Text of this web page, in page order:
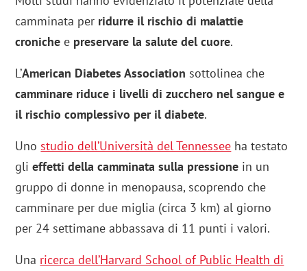
camminata per ridurre il rischio di malattie
croniche e preservare la salute del cuore.
L’American Diabetes Association sottolinea che
camminare riduce i livelli di zucchero nel sangue e
il rischio complessivo per il diabete.
Uno studio dell’Università del Tennessee ha testato
glieffetti della camminata sulla pressione in un
gruppo di donne in menopausa, scoprendo che
camminare per due miglia (circa 3 km) al giorno
per 24 settimane abbassava di 11 punti i valori.
Una ricerca dell’Harvard School of Public Health di